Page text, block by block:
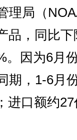
局（
品，同比
。因为6月
期，1-6月
进口额约